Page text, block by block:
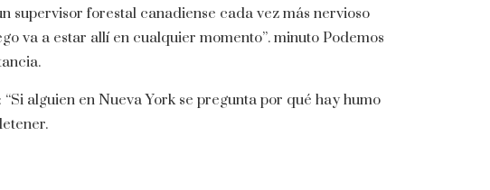
supervisor forestal canadiense cada vez más nervioso
va a estar allí en cualquier momento”. minuto Podemos
alguien en Nueva York se pregunta por qué hay humo